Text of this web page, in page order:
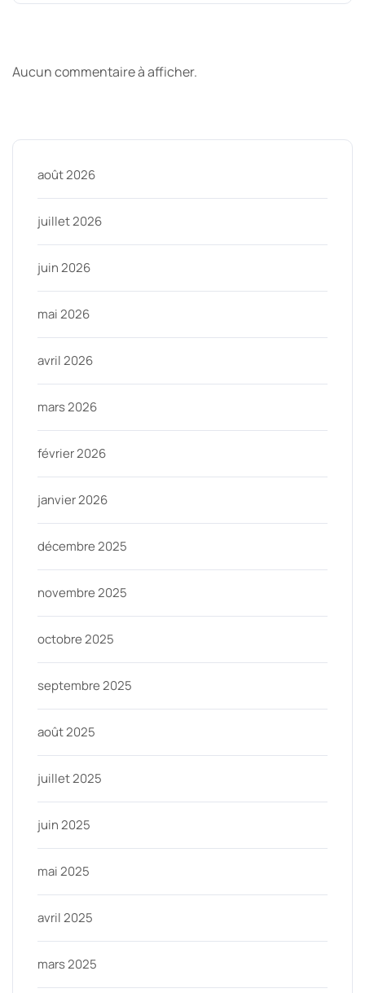
Aucun commentaire à afficher.
août 2026
juillet 2026
juin 2026
mai 2026
avril 2026
mars 2026
février 2026
janvier 2026
décembre 2025
novembre 2025
octobre 2025
septembre 2025
août 2025
juillet 2025
juin 2025
mai 2025
avril 2025
mars 2025